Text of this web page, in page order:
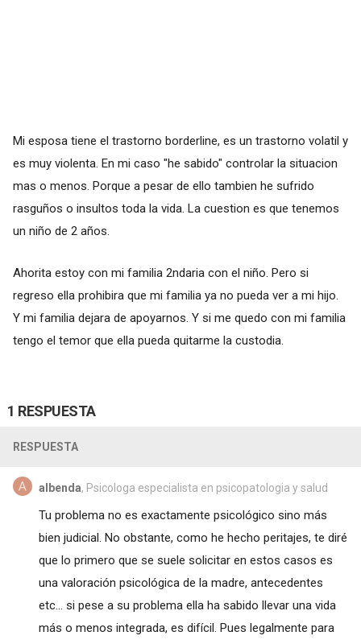
Mi esposa tiene el trastorno borderline, es un trastorno volatil y
es muy violenta. En mi caso "he sabido" controlar la situacion
mas o menos. Porque a pesar de ello tambien he sufrido
rasguños o insultos toda la vida. La cuestion es que tenemos
un niño de 2 años.
Ahorita estoy con mi familia 2ndaria con el niño. Pero si
regreso ella prohibira que mi familia ya no pueda ver a mi hijo.
Y mi familia dejara de apoyarnos. Y si me quedo con mi familia
tengo el temor que ella pueda quitarme la custodia.
1 RESPUESTA
RESPUESTA
albenda, Psicologa especialista en psicopatologia y salud
Tu problema no es exactamente psicológico sino más
bien judicial. No obstante, como he hecho peritajes, te diré
que lo primero que se suele solicitar en estos casos es
una valoración psicológica de la madre, antecedentes
etc... si pese a su problema ella ha sabido llevar una vida
más o menos integrada, es difícil. Pues legalmente para